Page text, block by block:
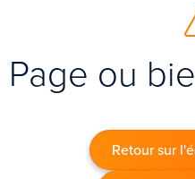
Page ou
Retour sur